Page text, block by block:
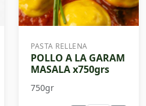
PASTA RELLENA
POLLO A LA GARAM
MASALA x750grs
750gr